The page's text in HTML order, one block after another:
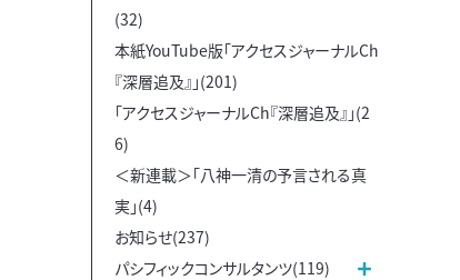
(32)
本紙YouTube版「アクセスジャーナルCh
『深層追及』」(201)
「アクセスジャーナルCh『深層追及』」(2
6)
＜新連載＞「八神一清の予言される真
実」(4)
お知らせ(237)
パシフィックコンサルタンツ(119)